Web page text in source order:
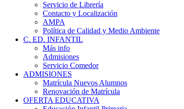
Servicio de Librería
Contacto y Localización
AMPA
Política de Calidad y Medio Ambiente
C. ED. INFANTIL
Más info
Admisiones
Servicio Comedor
ADMISIONES
Matrícula Nuevos Alumnos
Renovación de Matrícula
OFERTA EDUCATIVA